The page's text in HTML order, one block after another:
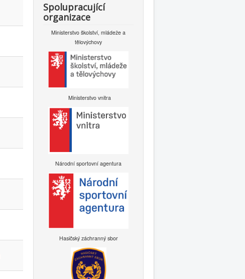
Spolupracující
organizace
Ministerstvo školství, mládeže a
tělovýchovy
Ministerstvo vnitra
Národní sportovní agentura
Hasičský záchranný sbor